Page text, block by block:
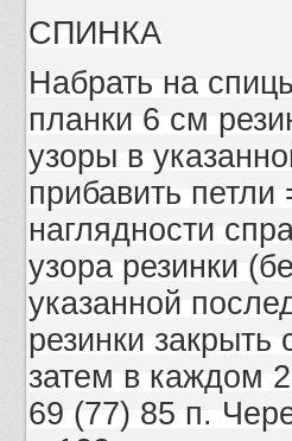
СПИНКА
Набрать на
планки 6 cм
узоры в
прибавить
наглядности
узора резинки
указанной
резинки
затем в каждом
69 (77) 85 п.